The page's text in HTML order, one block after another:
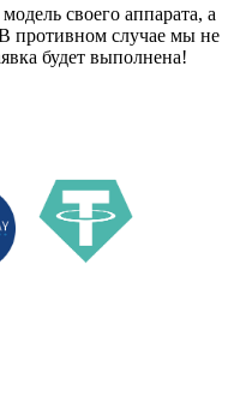
своего аппарата, а
противном случае мы не
будет выполнена!